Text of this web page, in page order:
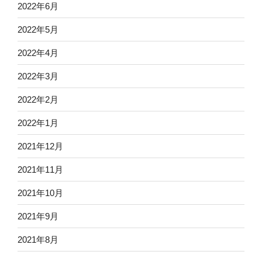
2022年6月
2022年5月
2022年4月
2022年3月
2022年2月
2022年1月
2021年12月
2021年11月
2021年10月
2021年9月
2021年8月